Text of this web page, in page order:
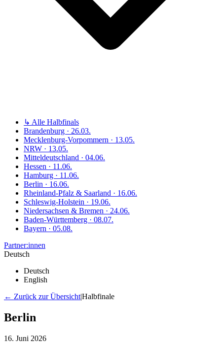
↳ Alle Halbfinals
Brandenburg · 26.03.
Mecklenburg-Vorpommern · 13.05.
NRW · 13.05.
Mitteldeutschland · 04.06.
Hessen · 11.06.
Hamburg · 11.06.
Berlin · 16.06.
Rheinland-Pfalz & Saarland · 16.06.
Schleswig-Holstein · 19.06.
Niedersachsen & Bremen · 24.06.
Baden-Württemberg · 08.07.
Bayern · 05.08.
Partner:innen
Deutsch
Deutsch
English
← Zurück zur Übersicht|Halbfinale
Berlin
16. Juni 2026